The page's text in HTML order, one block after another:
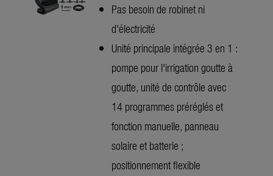
Pas besoin de robinet ni
d'électricité
Unité principale intégrée 3 en 1 :
pompe pour l'irrigation goutte à
goutte, unité de contrôle avec
14 programmes préréglés et
fonction manuelle, panneau
solaire et batterie ;
positionnement flexible